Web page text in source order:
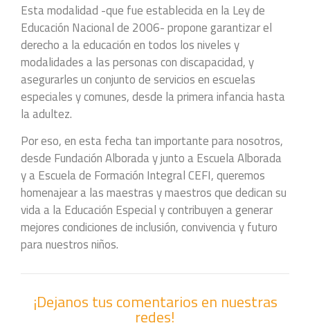
Esta modalidad -que fue establecida en la Ley de
Educación Nacional de 2006- propone garantizar el
derecho a la educación en todos los niveles y
modalidades a las personas con discapacidad, y
asegurarles un conjunto de servicios en escuelas
especiales y comunes, desde la primera infancia hasta
la adultez.
Por eso, en esta fecha tan importante para nosotros,
desde Fundación Alborada y junto a Escuela Alborada
y a Escuela de Formación Integral CEFI, queremos
homenajear a las maestras y maestros que dedican su
vida a la Educación Especial y contribuyen a generar
mejores condiciones de inclusión, convivencia y futuro
para nuestros niños.
¡Dejanos tus comentarios en nuestras
redes!